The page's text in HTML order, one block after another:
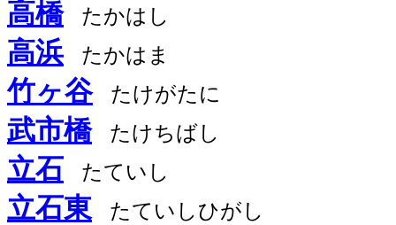
高橋 たかはし
高浜 たかはま
竹ヶ谷 たけがたに
武市橋 たけちばし
立石 たていし
立石東 たていしひがし